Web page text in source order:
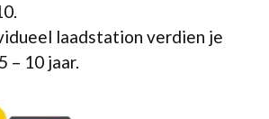
laadstation verdien je
– 10 jaar.